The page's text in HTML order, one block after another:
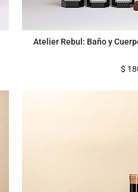
Atelier Rebul: Baño y
$